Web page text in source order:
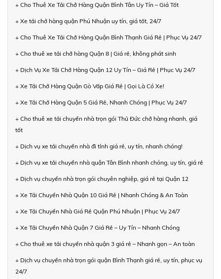
+ Cho Thuê Xe Tải Chở Hàng Quận Bình Tân Uy Tín – Giá Tốt
+ Xe tải chở hàng quận Phú Nhuận uy tín, giá tốt, 24/7
+ Cho Thuê Xe Tải Chở Hàng Quận Bình Thạnh Giá Rẻ | Phục Vụ 24/7
+ Cho thuê xe tải chở hàng Quận 8 | Giá rẻ, không phát sinh
+ Dịch Vụ Xe Tải Chở Hàng Quận 12 Uy Tín – Giá Rẻ | Phục Vụ 24/7
+ Xe Tải Chở Hàng Quận Gò Vấp Giá Rẻ | Gọi Là Có Xe!
+ Xe Tải Chở Hàng Quận 5 Giá Rẻ, Nhanh Chóng | Phục Vụ 24/7
+ Cho thuê xe tải chuyển nhà trọn gói Thủ Đức chở hàng nhanh, giá
tốt
+ Dịch vụ xe tải chuyển nhà đi tỉnh giá rẻ, uy tín, nhanh chóng!
+ Dịch vụ xe tải chuyển nhà quận Tân Bình nhanh chóng, uy tín, giá rẻ
+ Dịch vụ chuyển nhà trọn gói chuyên nghiệp, giá rẻ tại Quận 12
+ Xe Tải Chuyển Nhà Quận 10 Giá Rẻ | Nhanh Chóng & An Toàn
+ Xe Tải Chuyển Nhà Giá Rẻ Quận Phú Nhuận | Phục Vụ 24/7
+ Xe Tải Chuyển Nhà Quận 7 Giá Rẻ – Uy Tín – Nhanh Chóng
+ Cho thuê xe tải chuyển nhà quận 3 giá rẻ – Nhanh gọn – An toàn
+ Dịch vụ chuyển nhà trọn gói quận Bình Thạnh giá rẻ, uy tín, phục vụ
24/7